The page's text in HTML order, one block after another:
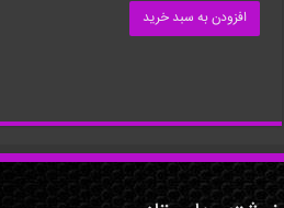
افزودن به سبد خرید